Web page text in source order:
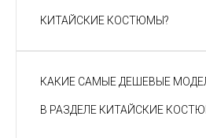
КИТАЙСКИЕ КОСТЮМЫ?
КАКИЕ САМЫЕ ДЕШЕВЫЕ
В РАЗДЕЛЕ КИТАЙСКИЕ